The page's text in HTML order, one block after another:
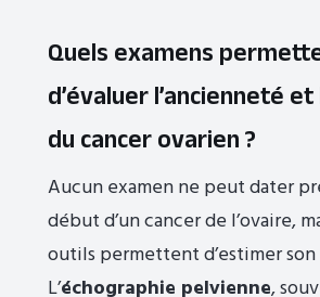
Quels examens
d’évaluer l’ancienneté
du cancer ovarien ?
Aucun examen ne peut dater
début d’un cancer de l’ovaire,
outils permettent d’estimer
L’échographie pelvienne,